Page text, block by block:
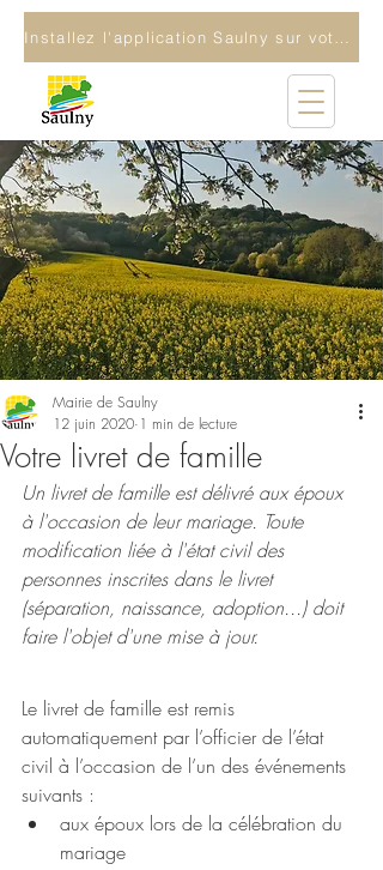
Votre livret de famille
Mairie de Saulny
12 juin 2020 1 min de lecture
Un livret de famille est délivré aux époux
à l'occasion de leur mariage. Toute
modification liée à l'état civil des
personnes inscrites dans le livret
(séparation, naissance, adoption...) doit
faire l'objet d'une mise à jour.
Le livret de famille est remis
automatiquement par l’officier de l’état
civil à l’occasion de l’un des événements
suivants :
aux époux lors de la célébration du
mariage